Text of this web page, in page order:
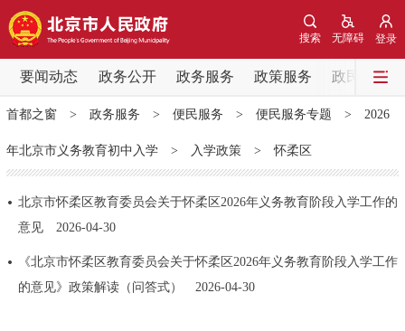
登录
无障碍
搜索
要闻动态 政务公开 政务服务 政策服务 政民互动
要闻动态
党中央精神 国务院信息 中央部委动态
北京要闻 会议信息 部门动态
各区热点
政务公开
首都之窗> 政务服务 > 便民服务 > 便民服务专题 > 2026
年北京市义务教育初中入学> 入学政策>怀柔区
北京市怀柔区教育委员会关于怀柔区2026年义务教育阶段入学工作的
意见
2026-04-30
《北京市怀柔区教育委员会关于怀柔区2026年义务教育阶段入学工作
的意见》政策解读（问答式）
2026-04-30